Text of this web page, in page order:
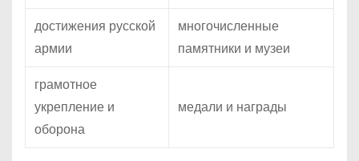
достижения русской
армии
многочисленные
памятники и музеи
грамотное
укрепление и
оборона
медали и награды